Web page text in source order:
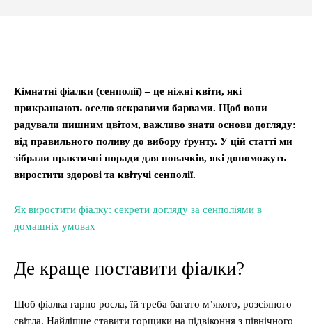
Кімнатні фіалки (сенполії) – це ніжні квіти, які
прикрашають оселю яскравими барвами. Щоб вони
радували пишним цвітом, важливо знати основи догляду:
від правильного поливу до вибору ґрунту. У цій статті ми
зібрали практичні поради для новачків, які допоможуть
виростити здорові та квітучі сенполії.
Як виростити фіалку: секрети догляду за сенполіями в
домашніх умовах
Де краще поставити фіалки?
Щоб фіалка гарно росла, їй треба багато м’якого, розсіяного
світла. Найліпше ставити горщики на підвіконня з північного